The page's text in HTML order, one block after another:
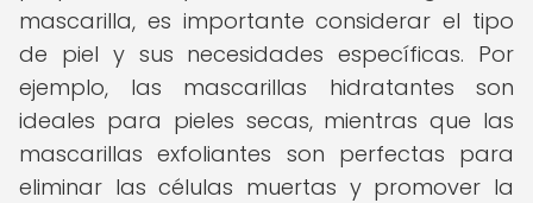
mascarilla, es importante considerar el tipo
de piel y sus necesidades específicas. Por
ejemplo, las mascarillas hidratantes son
ideales para pieles secas, mientras que las
mascarillas exfoliantes son perfectas para
eliminar las células muertas y promover la